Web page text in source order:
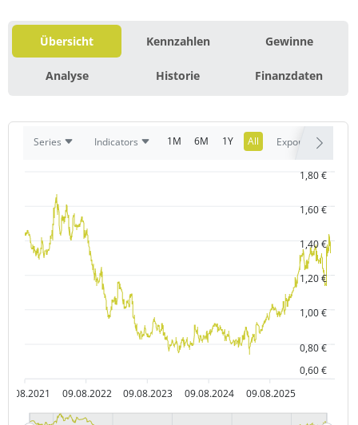
Übersicht Kennzahlen Gewinne
Analyse Historie Finanzdaten
Series Indicators 1M 6M 1Y All Export
09.08.2021 09.08.2022 09.08.2023 09.08.2024 09.08.2025
0,60 €
0,80 €
1,00 €
1,20 €
1,40 €
1,60 €
1,80 €